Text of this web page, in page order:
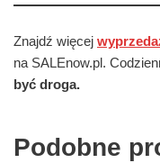
Znajdź więcej
na SALEnow.pl.
być droga.
Podobne